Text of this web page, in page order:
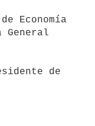
Economía
General